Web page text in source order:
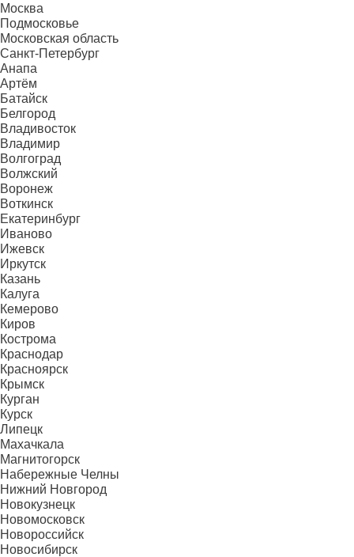
Москва
Подмосковье
Московская область
Санкт-Петербург
Анапа
Артём
Батайск
Белгород
Владивосток
Владимир
Волгоград
Волжский
Воронеж
Воткинск
Екатеринбург
Иваново
Ижевск
Иркутск
Казань
Калуга
Кемерово
Киров
Кострома
Краснодар
Красноярск
Крымск
Курган
Курск
Липецк
Махачкала
Магнитогорск
Набережные Челны
Нижний Новгород
Новокузнецк
Новомосковск
Новороссийск
Новосибирск